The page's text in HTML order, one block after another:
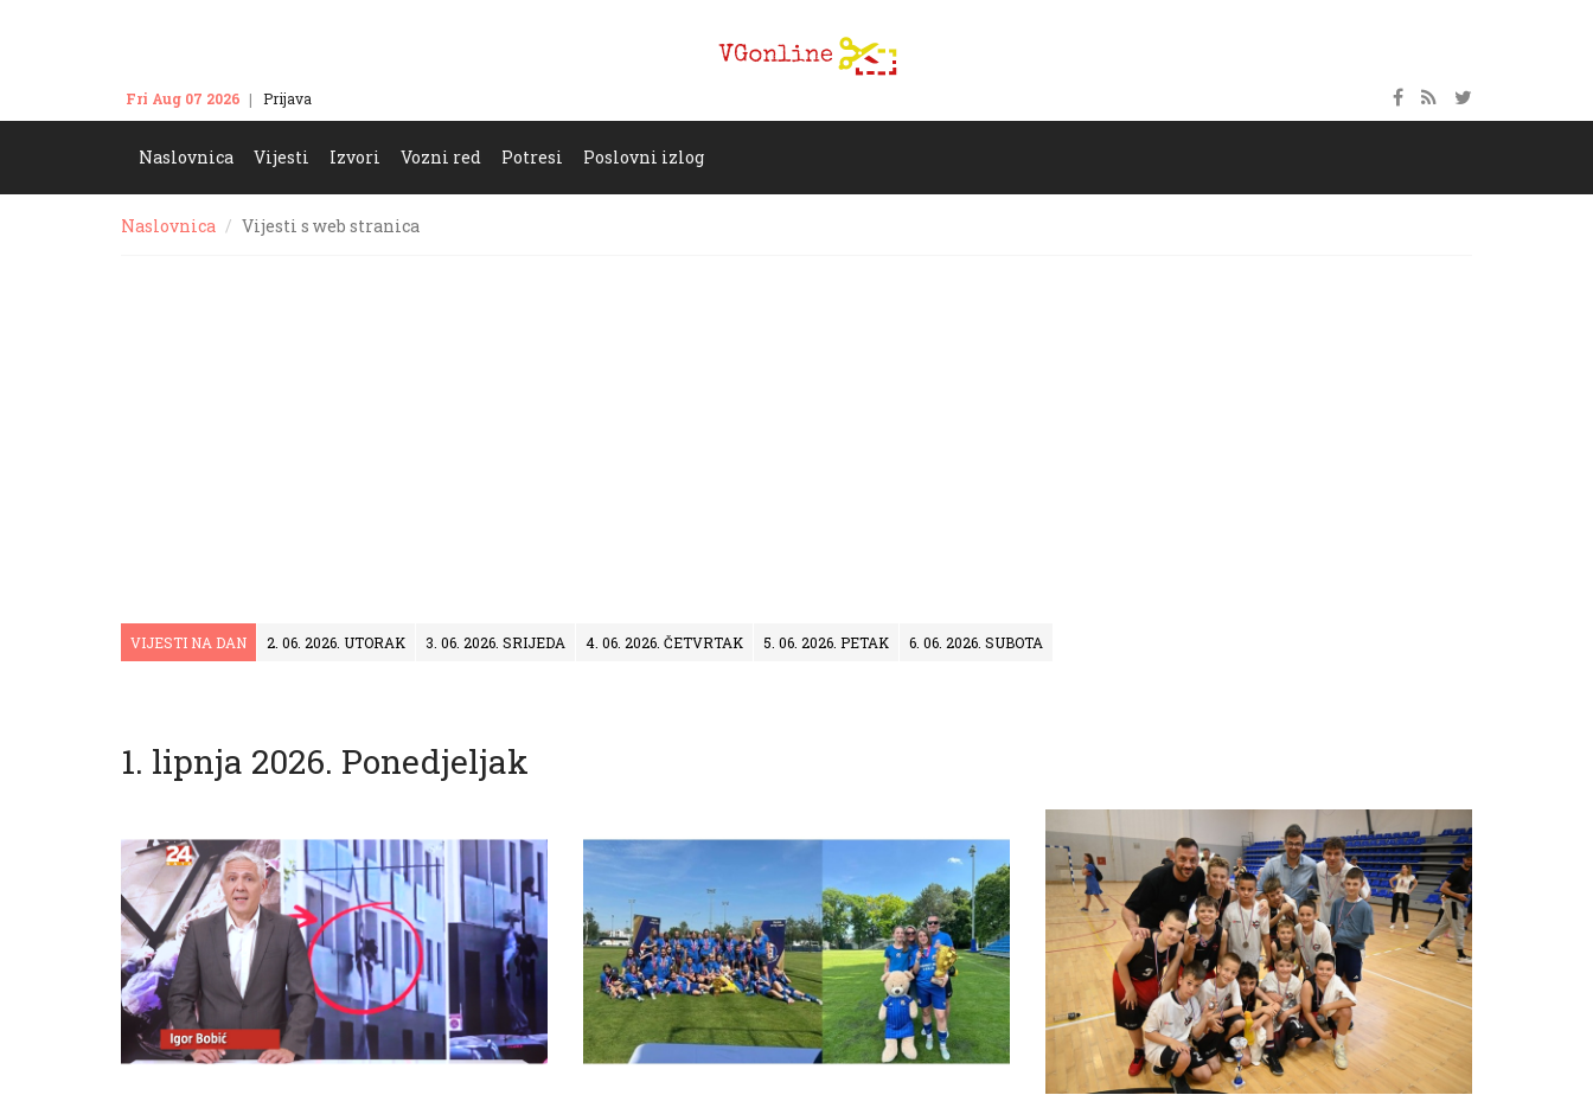
Fri Aug 07 2026 Prijava
Naslovnica Vijesti Izvori Vozni red Potresi Poslovni izlog
Naslovnica Vijesti s web stranica
VIJESTI NA DAN 2. 06. 2026. UTORAK 3. 06. 2026. SRIJEDA 4. 06. 2026. ČETVRTAK 5. 06. 2026. PETAK 6. 06. 2026. SUBOTA
1. lipnja 2026. Ponedjeljak